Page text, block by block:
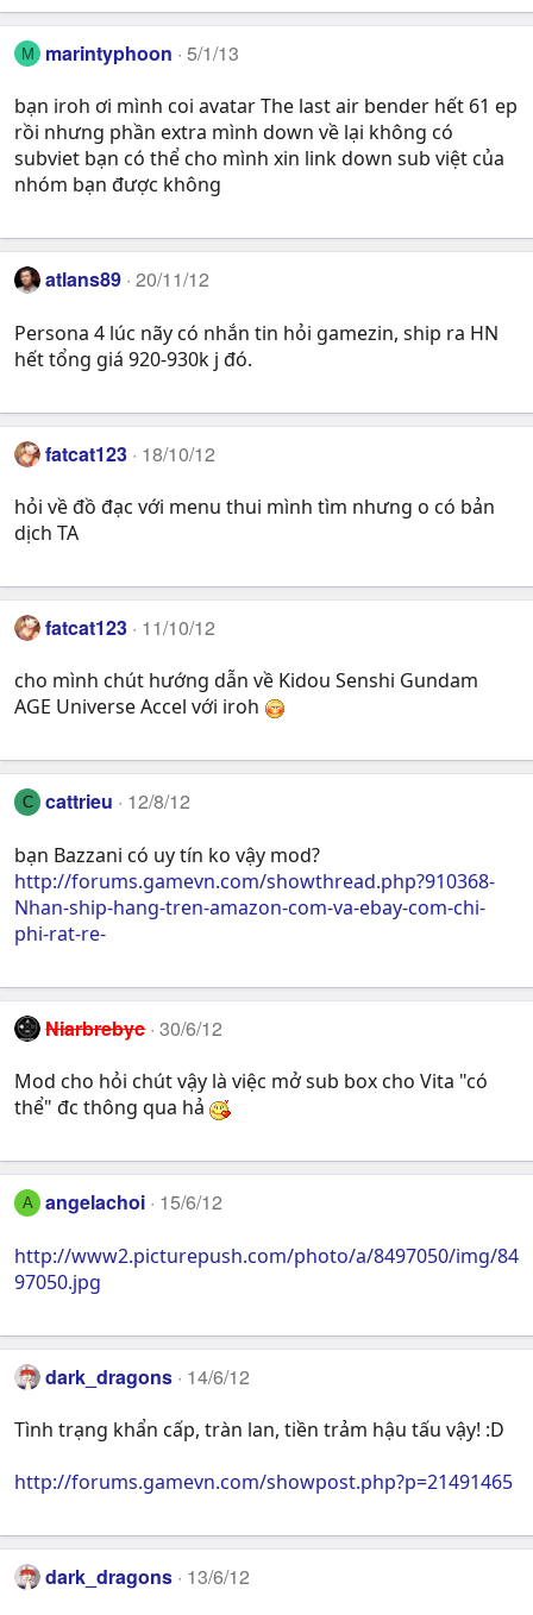
M marintyphoon 5/1/13
bạn iroh ơi mình coi avatar The last air bender hết 61 ep
rồi nhưng phần extra mình down về lại không có
subviet bạn có thể cho mình xin link down sub việt của
nhóm bạn được không
atlans89 20/11/12
Persona 4 lúc nãy có nhắn tin hỏi gamezin, ship ra HN
hết tổng giá 920-930k j đó.
fatcat123 18/10/12
hỏi về đồ đạc với menu thui mình tìm nhưng o có bản
dịch TA
fatcat123 11/10/12
cho mình chút hướng dẫn về Kidou Senshi Gundam
AGE Universe Accel với iroh
C cattrieu 12/8/12
bạn Bazzani có uy tín ko vậy mod?
http://forums.gamevn.com/showthread.php?910368-
Nhan-ship-hang-tren-amazon-com-va-ebay-com-chi-
phi-rat-re-
Niarbrebyc 30/6/12
Mod cho hỏi chút vậy là việc mở sub box cho Vita "có
thể" đc thông qua hả
A angelachoi 15/6/12
http://www2.picturepush.com/photo/a/8497050/img/84
97050.jpg
dark_dragons 14/6/12
Tình trạng khẩn cấp, tràn lan, tiền trảm hậu tấu vậy! :D
http://forums.gamevn.com/showpost.php?p=21491465
dark_dragons 13/6/12